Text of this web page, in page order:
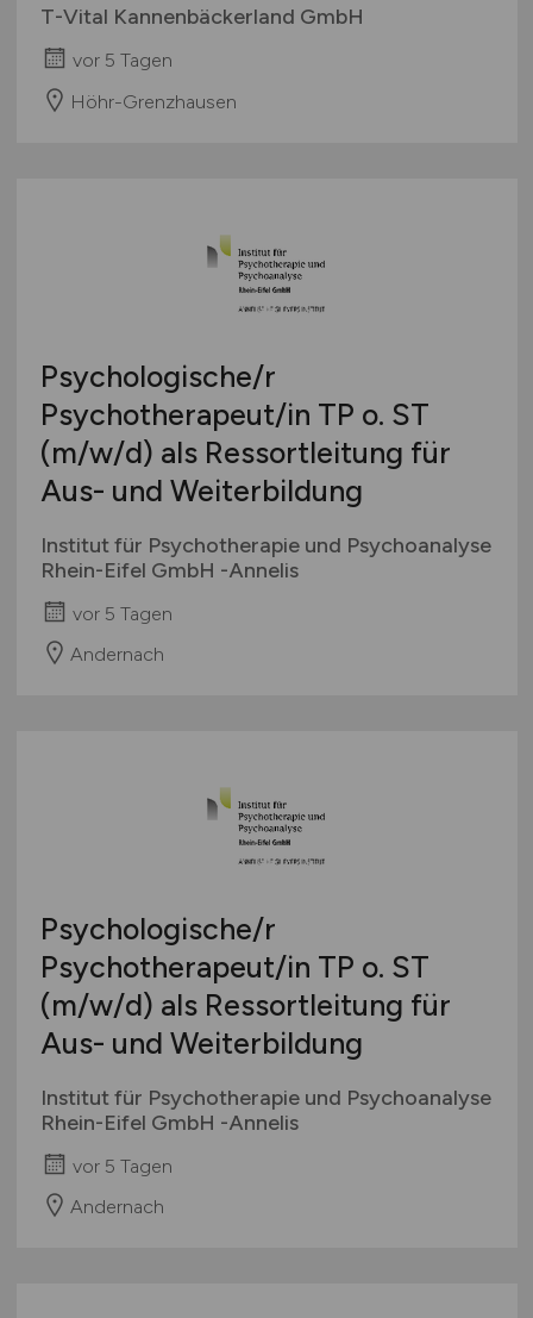
T-Vital Kannenbäckerland GmbH
vor 5 Tagen
Höhr-Grenzhausen
Psychologische/r
Psychotherapeut/in TP o. ST
(m/w/d) als Ressortleitung für
Aus- und Weiterbildung
Institut für Psychotherapie und Psychoanalyse
Rhein-Eifel GmbH -Annelis
vor 5 Tagen
Andernach
Psychologische/r
Psychotherapeut/in TP o. ST
(m/w/d) als Ressortleitung für
Aus- und Weiterbildung
Institut für Psychotherapie und Psychoanalyse
Rhein-Eifel GmbH -Annelis
vor 5 Tagen
Andernach